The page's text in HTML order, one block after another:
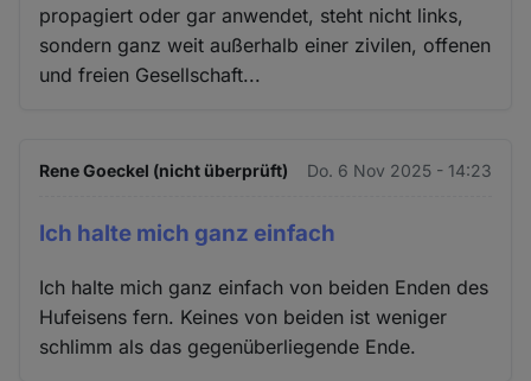
propagiert oder gar anwendet, steht nicht links,
sondern ganz weit außerhalb einer zivilen, offenen
und freien Gesellschaft...
Rene Goeckel (nicht überprüft) Do. 6 Nov 2025 - 14:23
Ich halte mich ganz einfach
Ich halte mich ganz einfach von beiden Enden des
Hufeisens fern. Keines von beiden ist weniger
schlimm als das gegenüberliegende Ende.